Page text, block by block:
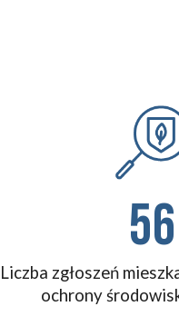
56
Liczba zgłoszeń
ochrony